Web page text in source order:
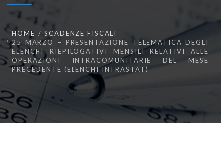
HOME
SCADENZE FISCALI
25 MARZO – PRESENTAZIONE TELEMATICA DEGLI
ELENCHI RIEPILOGATIVI MENSILI RELATIVI ALLE
OPERAZIONI INTRACOMUNITARIE DEL MESE
PRECEDENTE (ELENCHI INTRASTAT)